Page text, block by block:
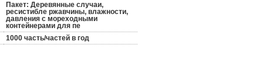
Пакет: Деревянные случаи,
ресистибле ржавчины, влажности,
давления с мореходными
контейнерами для пе
1000 часть/частей в год